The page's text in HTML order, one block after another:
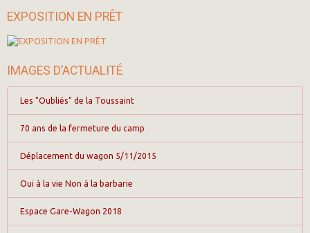
EXPOSITION EN PRÊT
IMAGES D’ACTUALITÉ
Les "Oubliés" de la Toussaint
70 ans de la fermeture du camp
Déplacement du wagon 5/11/2015
Oui à la vie Non à la barbarie
Espace Gare-Wagon 2018